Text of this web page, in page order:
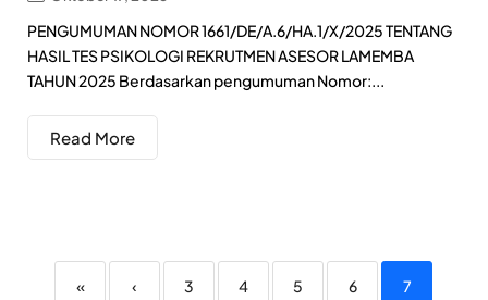
PENGUMUMAN NOMOR 1661/DE/A.6/HA.1/X/2025 TENTANG
HASIL TES PSIKOLOGI REKRUTMEN ASESOR LAMEMBA
TAHUN 2025 Berdasarkan pengumuman Nomor:...
Read More
« ‹ 3 4 5 6 7